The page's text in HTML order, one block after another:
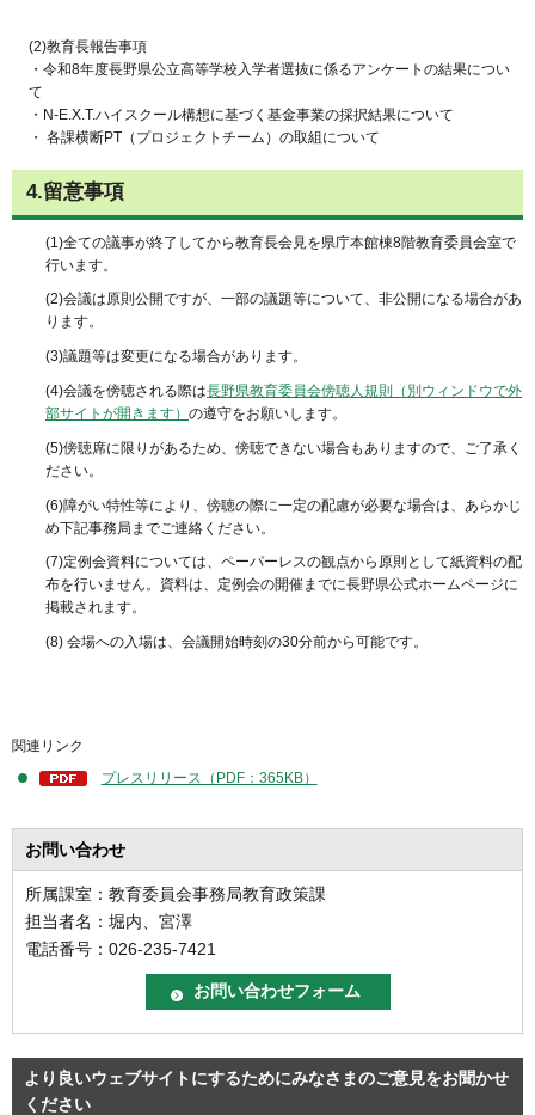
(2)教育長報告事項
・令和8年度長野県公立高等学校入学者選抜に係るアンケートの結果につい
て
・N-E.X.T.ハイスクール構想に基づく基金事業の採択結果について
・ 各課横断PT（プロジェクトチーム）の取組について
4.留意事項
(1)全ての議事が終了してから教育長会見を県庁本館棟8階教育委員会室で
行います。
(2)会議は原則公開ですが、一部の議題等について、非公開になる場合があ
ります。
(3)議題等は変更になる場合があります。
(4)会議を傍聴される際は長野県教育委員会傍聴人規則（別ウィンドウで外
部サイトが開きます） の遵守をお願いします。
(5)傍聴席に限りがあるため、傍聴できない場合もありますので、ご了承く
ださい。
(6)障がい特性等により、傍聴の際に一定の配慮が必要な場合は、あらかじ
め下記事務局までご連絡ください。
(7)定例会資料については、ペーパーレスの観点から原則として紙資料の配
布を行いません。資料は、定例会の開催までに長野県公式ホームページに
掲載されます。
(8) 会場への入場は、会議開始時刻の30分前から可能です。
関連リンク
プレスリリース（PDF：365KB）
お問い合わせ
所属課室：教育委員会事務局教育政策課
担当者名：堀内、宮澤
電話番号：026-235-7421
より良いウェブサイトにするためにみなさまのご意見をお聞かせ
ください